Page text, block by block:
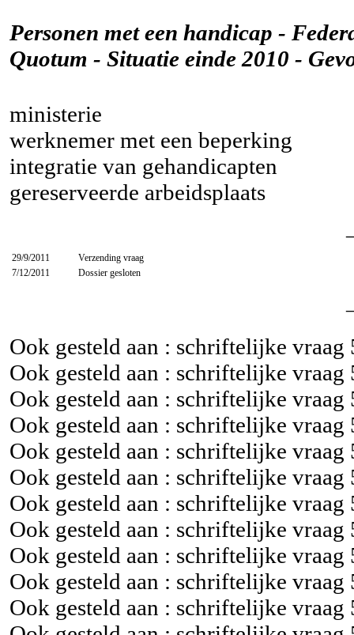
Personen met een handicap -
Quotum - Situatie einde 2010 -
ministerie
werknemer met een beperking
integratie van gehandicapten
gereserveerde arbeidsplaats
29/9/2011
Verzending vraag
7/12/2011
Dossier gesloten
Ook gesteld aan : schriftelijke vraag
Ook gesteld aan : schriftelijke vraag
Ook gesteld aan : schriftelijke vraag
Ook gesteld aan : schriftelijke vraag
Ook gesteld aan : schriftelijke vraag
Ook gesteld aan : schriftelijke vraag
Ook gesteld aan : schriftelijke vraag
Ook gesteld aan : schriftelijke vraag
Ook gesteld aan : schriftelijke vraag
Ook gesteld aan : schriftelijke vraag
Ook gesteld aan : schriftelijke vraag